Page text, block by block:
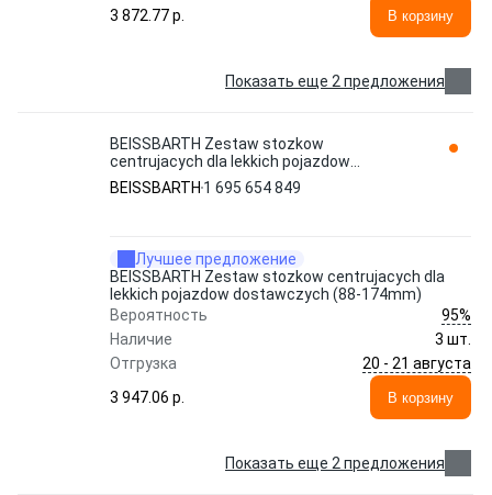
3 872.77 p.
В корзину
Показать еще 2 предложения
BEISSBARTH Zestaw stozkow
centrujacych dla lekkich pojazdow
dostawczych (88-174mm) 1 695 654 849
BEISSBARTH 1 695 654 849
Лучшее предложение
BEISSBARTH Zestaw stozkow centrujacych dla
lekkich pojazdow dostawczych (88-174mm)
Вероятность
95%
Наличие
3 шт.
Отгрузка
20 - 21 августа
3 947.06 p.
В корзину
Показать еще 2 предложения